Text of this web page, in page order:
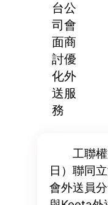
台公
司會
面商
討優
化外
送服
務
工聯
日）聯同
會外送員